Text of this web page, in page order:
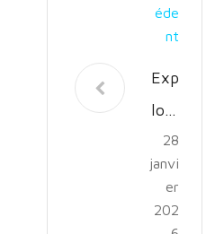
Éde
Nt
Exp
lora
tion
s à
Tra
28
janvi
er
202